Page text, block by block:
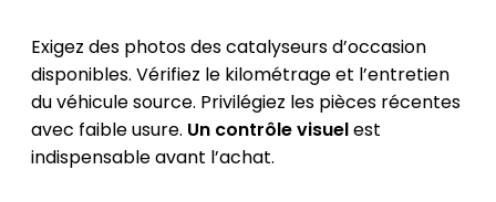
Exigez des photos des catalyseurs d’occasion
disponibles. Vérifiez le kilométrage et l’entretien
du véhicule source. Privilégiez les pièces récentes
avec faible usure. Un contrôle visuelest
indispensable avant l’achat.